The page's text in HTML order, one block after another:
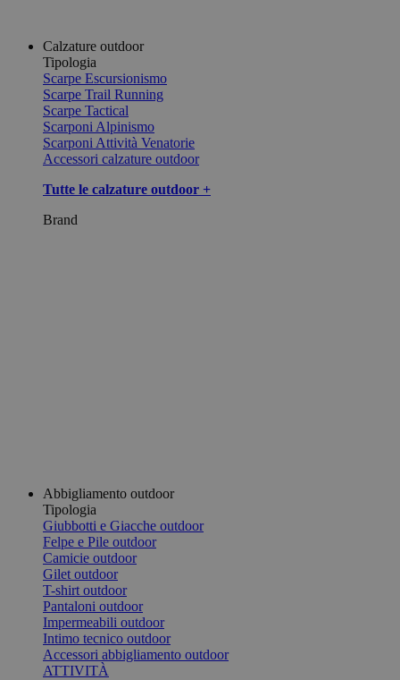
Calzature outdoor
Tipologia
Scarpe Escursionismo
Scarpe Trail Running
Scarpe Tactical
Scarponi Alpinismo
Scarponi Attività Venatorie
Accessori calzature outdoor
Tutte le calzature outdoor +
Brand
Abbigliamento outdoor
Tipologia
Giubbotti e Giacche outdoor
Felpe e Pile outdoor
Camicie outdoor
Gilet outdoor
T-shirt outdoor
Pantaloni outdoor
Impermeabili outdoor
Intimo tecnico outdoor
Accessori abbigliamento outdoor
ATTIVITÀ